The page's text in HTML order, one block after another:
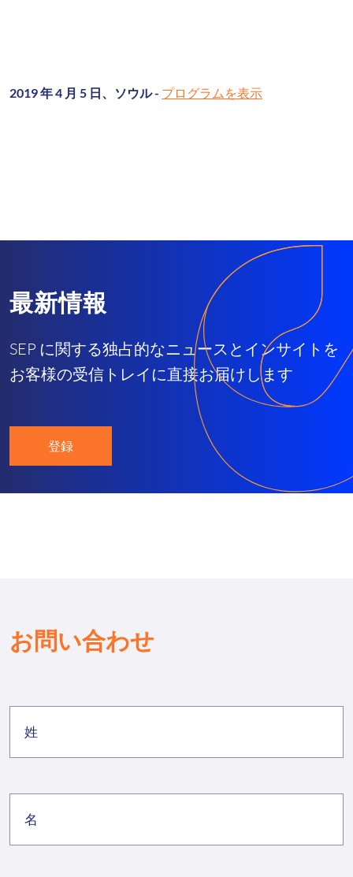
2019 年 4 月 5 日、ソウル - プログラムを表示
最新情報
SEP に関する独占的なニュースとインサイトを
お客様の受信トレイに直接お届けします
登録
お問い合わせ